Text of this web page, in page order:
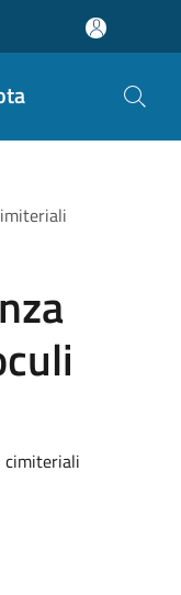
cimiteriali